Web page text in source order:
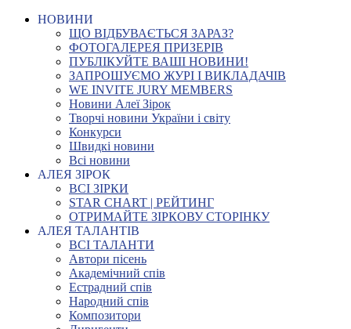
НОВИНИ
ЩО ВІДБУВАЄТЬСЯ ЗАРАЗ?
ФОТОГАЛЕРЕЯ ПРИЗЕРІВ
ПУБЛІКУЙТЕ ВАШІ НОВИНИ!
ЗАПРОШУЄМО ЖУРІ І ВИКЛАДАЧІВ
WE INVITE JURY MEMBERS
Новини Алеї Зірок
Творчі новини України і світу
Конкурси
Швидкі новини
Всі новини
АЛЕЯ ЗІРОК
ВСІ ЗІРКИ
STAR CHART | РЕЙТИНГ
ОТРИМАЙТЕ ЗІРКОВУ СТОРІНКУ
АЛЕЯ ТАЛАНТІВ
ВСІ ТАЛАНТИ
Автори пісень
Академічний спів
Естрадний спів
Народний спів
Композитори